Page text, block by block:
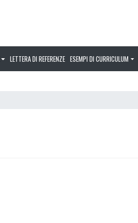
LETTERA DI REFERENZE ESEMPI DI CURRICULUM